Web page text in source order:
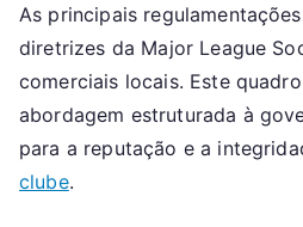
As principais
diretrizes da Major League
comerciais locais. Este
abordagem estruturada à
para a reputação e a
clube.